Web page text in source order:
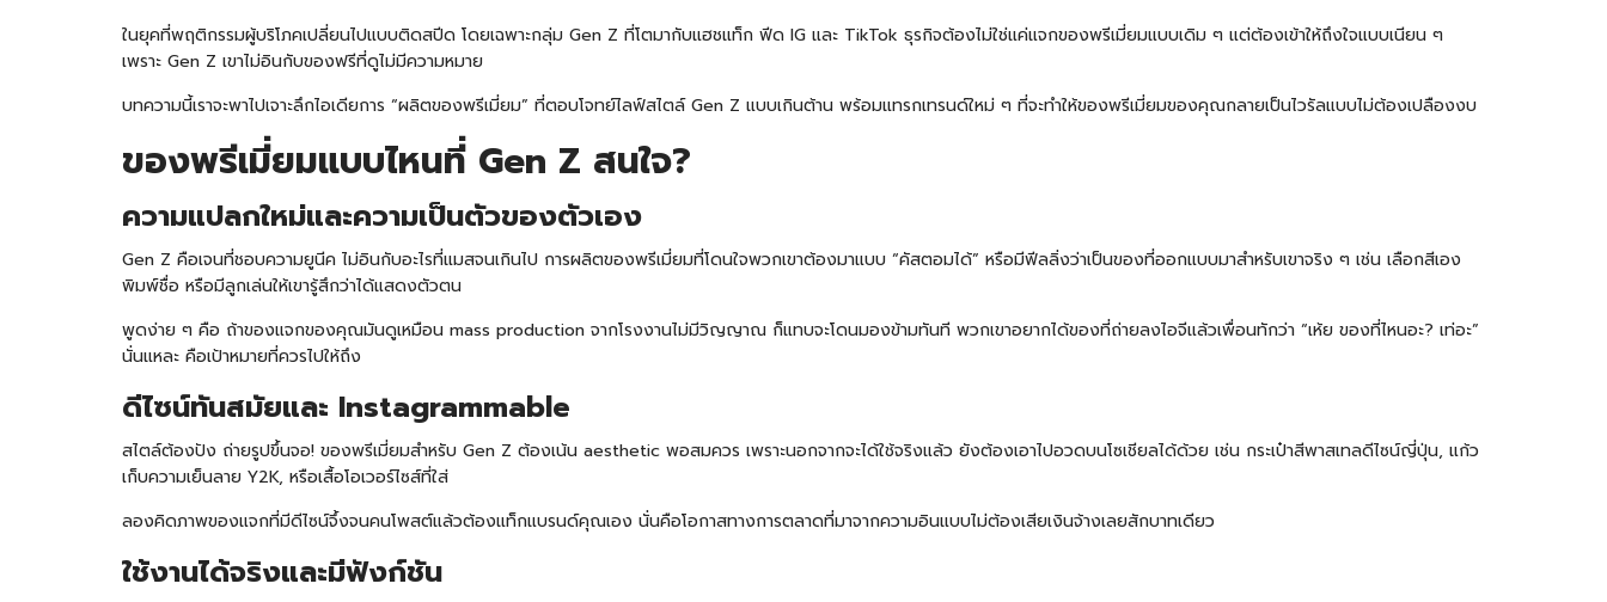
ในยุคที่พฤติกรรมผู้บริโภคเปลี่ยนไปแบบติดสปีด โดยเฉพาะกลุ่ม Gen Z ที่โตมากับแฮชแท็ก ฟีด IG และ TikTok ธุรกิจต้องไม่ใช่แค่แจกของพรีเมี่ยมแบบเดิม ๆ แต่ต้องเข้าให้ถึงใจแบบเนียน ๆ
เพราะ Gen Z เขาไม่อินกับของฟรีที่ดูไม่มีความหมาย
บทความนี้เราจะพาไปเจาะลึกไอเดียการ “ผลิตของพรีเมี่ยม” ที่ตอบโจทย์ไลฟ์สไตล์ Gen Z แบบเกินต้าน พร้อมแทรกเทรนด์ใหม่ ๆ ที่จะทำให้ของพรีเมี่ยมของคุณกลายเป็นไวรัลแบบไม่ต้องเปลืองงบ
ของพรีเมี่ยมแบบไหนที่ Gen Z สนใจ?
ความแปลกใหม่และความเป็นตัวของตัวเอง
Gen Z คือเจนที่ชอบความยูนีค ไม่อินกับอะไรที่แมสจนเกินไป การผลิตของพรีเมี่ยมที่โดนใจพวกเขาต้องมาแบบ “คัสตอมได้” หรือมีฟีลลิ่งว่าเป็นของที่ออกแบบมาสำหรับเขาจริง ๆ เช่น เลือกสีเอง
พิมพ์ชื่อ หรือมีลูกเล่นให้เขารู้สึกว่าได้แสดงตัวตน
พูดง่าย ๆ คือ ถ้าของแจกของคุณมันดูเหมือน mass production จากโรงงานไม่มีวิญญาณ ก็แทบจะโดนมองข้ามทันที พวกเขาอยากได้ของที่ถ่ายลงไอจีแล้วเพื่อนทักว่า “เห้ย ของที่ไหนอะ? เท่อะ”
นั่นแหละ คือเป้าหมายที่ควรไปให้ถึง
ดีไซน์ทันสมัยและ Instagrammable
สไตล์ต้องปัง ถ่ายรูปขึ้นจอ! ของพรีเมี่ยมสำหรับ Gen Z ต้องเน้น aesthetic พอสมควร เพราะนอกจากจะได้ใช้จริงแล้ว ยังต้องเอาไปอวดบนโซเชียลได้ด้วย เช่น กระเป๋าสีพาสเทลดีไซน์ญี่ปุ่น, แก้ว
เก็บความเย็นลาย Y2K, หรือเสื้อโอเวอร์ไซส์ที่ใส่
ลองคิดภาพของแจกที่มีดีไซน์จึ้งจนคนโพสต์แล้วต้องแท็กแบรนด์คุณเอง นั่นคือโอกาสทางการตลาดที่มาจากความอินแบบไม่ต้องเสียเงินจ้างเลยสักบาทเดียว
ใช้งานได้จริงและมีฟังก์ชัน